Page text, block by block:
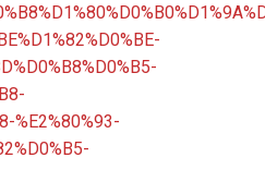
%E2%80%93-